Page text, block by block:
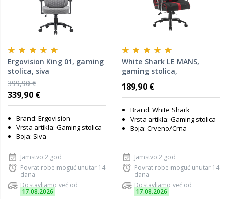
Ergovision King 01, gaming
stolica, siva
399,90 €
339,90 €
Brand: Ergovision
Vrsta artikla: Gaming stolica
Boja: Siva
Jamstvo:2 god
Povrat robe moguć unutar 14
dana
Dostavljamo već od
17.08.2026
White Shark LE MANS,
gaming stolica,
189,90 €
Brand: White Shark
Vrsta artikla: Gaming stolica
Boja: Crveno/Crna
Jamstvo:2 god
Povrat robe moguć unutar 14
dana
Dostavljamo već od
17.08.2026